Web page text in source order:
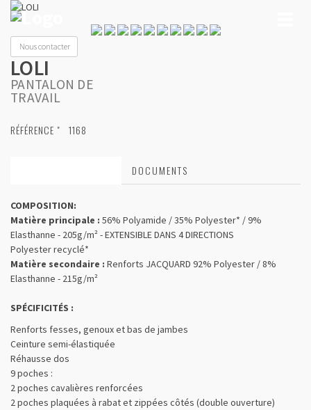
Nous contacter
LOLI
PANTALON DE
TRAVAIL
RÉFÉRENCE " 1168
DOCUMENTS
COMPOSITION:
Matière principale : 56% Polyamide / 35% Polyester* / 9%
Elasthanne - 205g/m² - EXTENSIBLE DANS 4 DIRECTIONS
Polyester recyclé*
Matière secondaire : Renforts JACQUARD 92% Polyester / 8%
Elasthanne - 215g/m²
SPÉCIFICITÉS :
Renforts fesses, genoux et bas de jambes
Ceinture semi-élastiquée
Réhausse dos
9 poches :
2 poches cavalières renforcées
2 poches plaquées à rabat et zippées côtés (double ouverture)